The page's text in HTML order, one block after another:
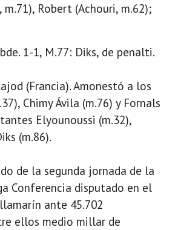
Robert (Achouri, m.62);
1-1, M.77: Diks, de penalti.
(Francia). Amonestó a los
Chimy Ávila (m.76) y Fornals
Elyounoussi (m.32),
(m.86).
de la segunda jornada de la
Conferencia disputado en el
ante 45.702
ellos medio millar de